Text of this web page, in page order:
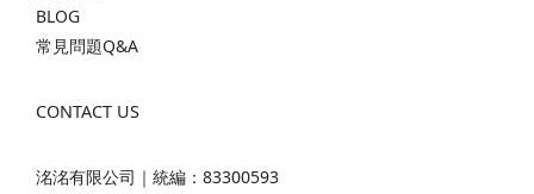
BLOG
常見問題Q&A
CONTACT US
洺洺有限公司｜統編：83300593